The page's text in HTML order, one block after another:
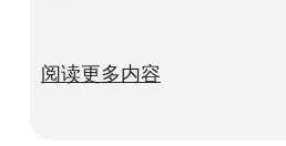
阅读更多内容